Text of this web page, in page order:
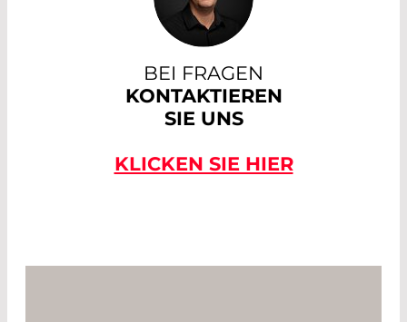
BEI FRAGEN
KONTAKTIEREN
SIE UNS
KLICKEN SIE HIER